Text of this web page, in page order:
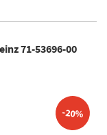
71-53696-00
-20%